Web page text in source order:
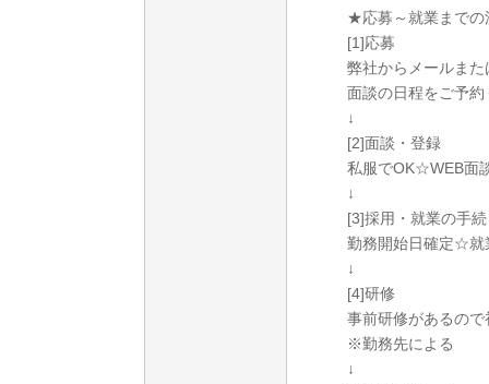
★応募～就業までの
[1]応募
弊社からメールま
面談の日程をご予約
↓
[2]面談・登録
私服でOK☆WEB面
↓
[3]採用・就業の手
勤務開始日確定☆就
↓
[4]研修
事前研修があるの
※勤務先による
↓